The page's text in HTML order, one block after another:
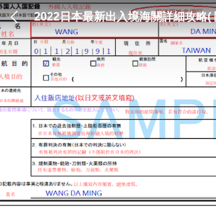
2022日本最新出入境海關詳細攻略(
填寫、藥妝等數量限制、違禁食品
相關規定)